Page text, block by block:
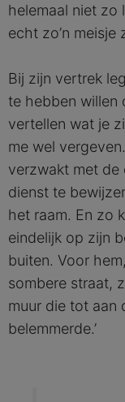
helemaal niet zo
echt zo’n meisje
Bij zijn vertrek
te hebben willen
vertellen wat je
me wel
verzwakt met de
dienst te
het raam. En zo
eindelijk op zijn
buiten. Voor
sombere straat,
muur die tot aan
belemmerde.’